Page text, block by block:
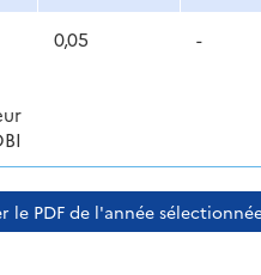
0,05 -
le PDF de l'année